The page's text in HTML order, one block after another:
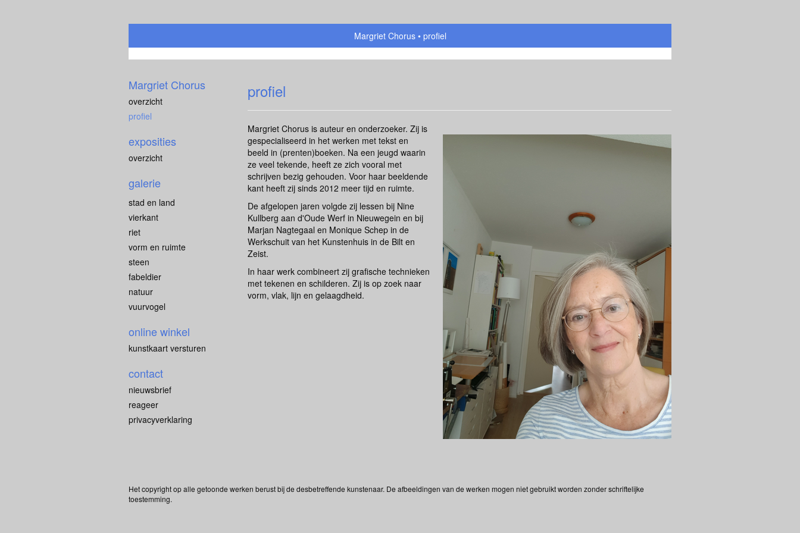
Margriet Chorus profiel
profiel
Margriet Chorus is auteur en onderzoeker. Zij is
gespecialiseerd in het werken met tekst en
beeld in (prenten)boeken. Na een jeugd waarin
ze veel tekende, heeft ze zich vooral met
schrijven bezig gehouden. Voor haar beeldende
kant heeft zij sinds 2012 meer tijd en ruimte.
De afgelopen jaren volgde zij lessen bij Nine
Kullberg aan d'Oude Werf in Nieuwegein en bij
Marjan Nagtegaal en Monique Schep in de
Werkschuit van het Kunstenhuis in de Bilt en
Zeist.
In haar werk combineert zij grafische technieken
met tekenen en schilderen. Zij is op zoek naar
vorm, vlak, lijn en gelaagdheid.
Margriet Chorus
overzicht
profiel
exposities
overzicht
galerie
stad en land
vierkant
riet
vorm en ruimte
steen
fabeldier
natuur
vuurvogel
online winkel
kunstkaart versturen
contact
nieuwsbrief
reageer
privacyverklaring
Het copyright op alle getoonde werken berust bij de desbetreffende kunstenaar. De afbeeldingen van de werken mogen niet gebruikt worden zonder schriftelijke
toestemming.